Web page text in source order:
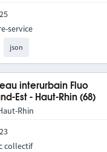
json
service
interurbain Fluo
Est - Haut-Rhin (68)
Rhin
collectif